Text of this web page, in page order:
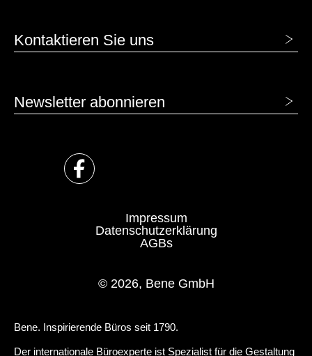
Kontaktieren Sie uns
Newsletter abonnieren
© 2026, Bene GmbH
Impressum
Datenschutzerklärung
AGBs
Bene. Inspirierende Büros seit 1790.
Der internationale Büroexperte ist Spezialist für die Gestaltung